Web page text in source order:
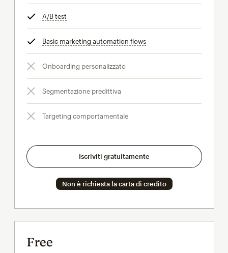
A/B test
Basic marketing automation flowstooltip
Onboarding personalizzato
Segmentazione predittiva
Targeting comportamentale
Iscriviti gratuitamente
Non è richiesta la carta di credito
Free